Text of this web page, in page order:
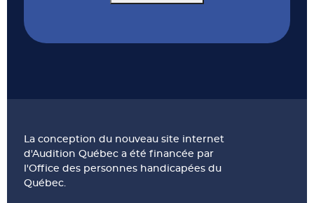
La conception du nouveau site internet
d'Audition Québec a été financée par
l'Office des personnes handicapées du
Québec.